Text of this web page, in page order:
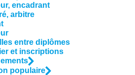
encadrant
arbitre
entre diplômes
et inscriptions
populaire